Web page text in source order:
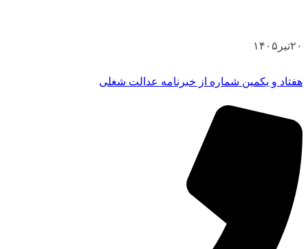
۲۰تیر ۱۴۰۵
هفتاد و یکمین شماره از خبرنامه عدالت شغلی